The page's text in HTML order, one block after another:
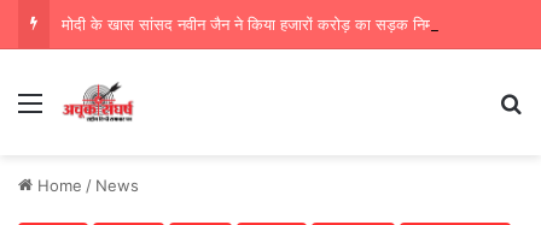
Menu
Home / News